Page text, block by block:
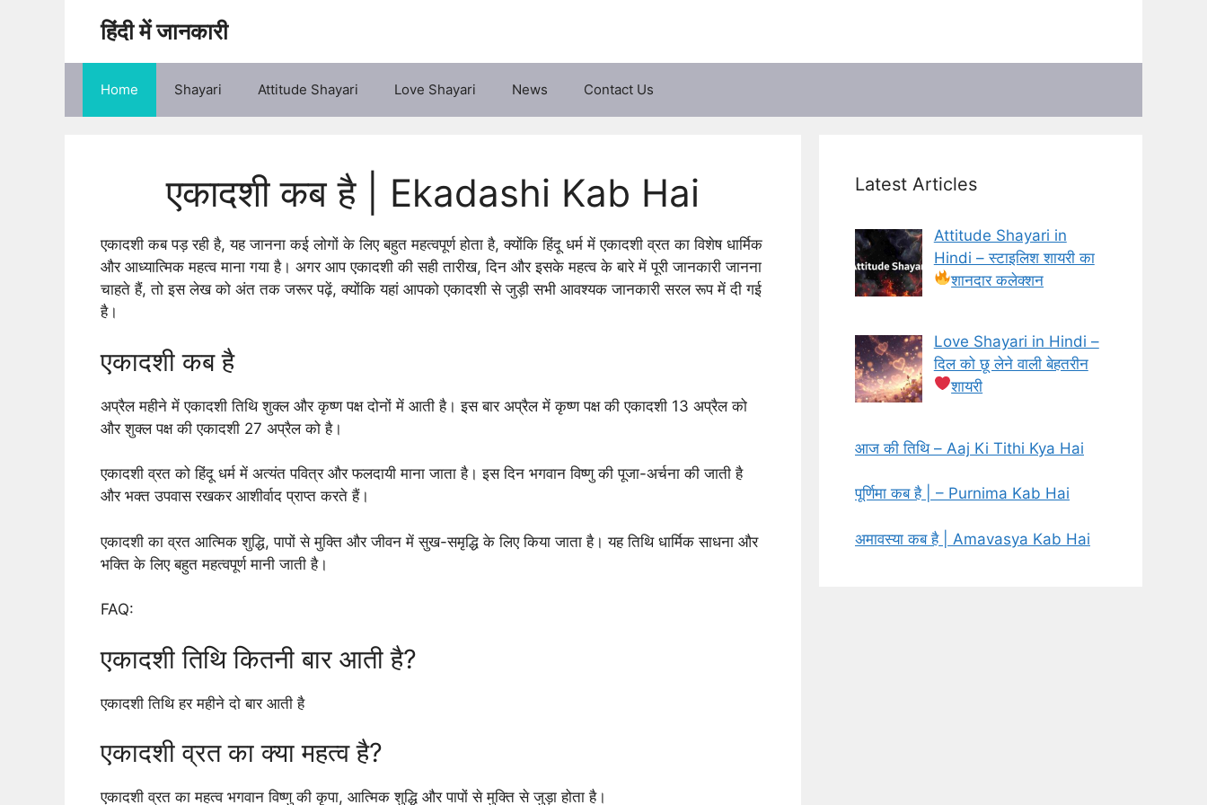
हिंदी में जानकारी
Home Shayari Attitude Shayari Love Shayari News Contact Us
एकादशी कब है | Ekadashi Kab Hai
एकादशी कब पड़ रही है, यह जानना कई लोगों के लिए बहुत महत्वपूर्ण होता है, क्योंकि हिंदू धर्म में एकादशी व्रत का विशेष धार्मिक
और आध्यात्मिक महत्व माना गया है। अगर आप एकादशी की सही तारीख, दिन और इसके महत्व के बारे में पूरी जानकारी जानना
चाहते हैं, तो इस लेख को अंत तक जरूर पढ़ें, क्योंकि यहां आपको एकादशी से जुड़ी सभी आवश्यक जानकारी सरल रूप में दी गई
है।
एकादशी कब है
अप्रैल महीने में एकादशी तिथि शुक्ल और कृष्ण पक्ष दोनों में आती है। इस बार अप्रैल में कृष्ण पक्ष की एकादशी 13 अप्रैल को
और शुक्ल पक्ष की एकादशी 27 अप्रैल को है।
एकादशी व्रत को हिंदू धर्म में अत्यंत पवित्र और फलदायी माना जाता है। इस दिन भगवान विष्णु की पूजा-अर्चना की जाती है
और भक्त उपवास रखकर आशीर्वाद प्राप्त करते हैं।
एकादशी का व्रत आत्मिक शुद्धि, पापों से मुक्ति और जीवन में सुख-समृद्धि के लिए किया जाता है। यह तिथि धार्मिक साधना और
भक्ति के लिए बहुत महत्वपूर्ण मानी जाती है।
FAQ:
एकादशी तिथि कितनी बार आती है?
एकादशी तिथि हर महीने दो बार आती है
एकादशी व्रत का क्या महत्व है?
एकादशी व्रत का महत्व भगवान विष्णु की कृपा, आत्मिक शुद्धि और पापों से मुक्ति से जुड़ा होता है।
Latest Articles
Attitude Shayari in
Hindi – स्टाइलिश शायरी का
शानदार कलेक्शन
Love Shayari in Hindi –
दिल को छू लेने वाली बेहतरीन
शायरी
आज की तिथि – Aaj Ki Tithi Kya Hai
पूर्णिमा कब है | – Purnima Kab Hai
अमावस्या कब है | Amavasya Kab Hai